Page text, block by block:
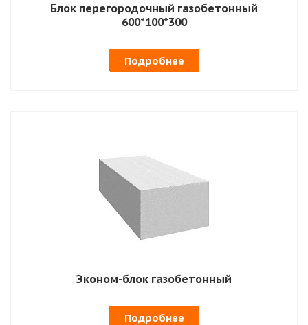
Блок перегородочный газобетонный
600*100*300
Подробнее
Эконом-блок газобетонный
Подробнее